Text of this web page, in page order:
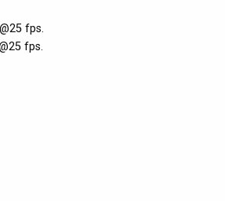
fps.
fps.